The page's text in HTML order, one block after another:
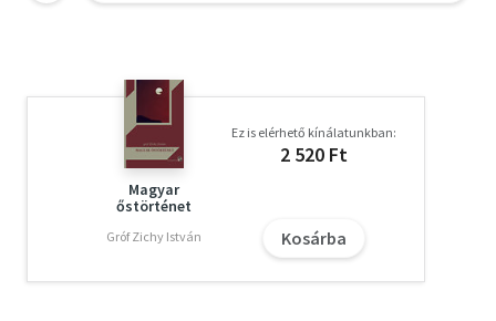
Magyar
őstörténet
Gróf Zichy István
Ez is elérhető kínálatunkban:
2 520 Ft
Kosárba